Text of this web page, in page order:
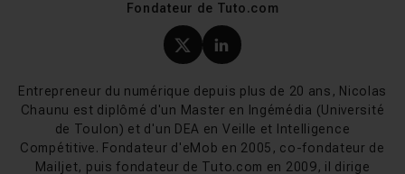
d'histoires, permettant aux créateurs de transmettre
émotions et messages de manière unique.
Tuto Animation 2D sur Tuto.com
Sur Tuto.com, nous proposons une gamme étendue de
formations en animation 2D, conçues pour s'adapter à
tous les niveaux, des débutants curieux aux
Fondateur de Tuto.com
Profil X (twitter) de
Profil LinkedIn de
Entrepreneur du numérique depuis plus de 20 ans, Nicolas
Chaunu est diplômé d'un Master en Ingémédia (Université
de Toulon) et d'un DEA en Veille et Intelligence
Compétitive. Fondateur d'eMob en 2005, co-fondateur de
Mailjet, puis fondateur de Tuto.com en 2009, il dirige